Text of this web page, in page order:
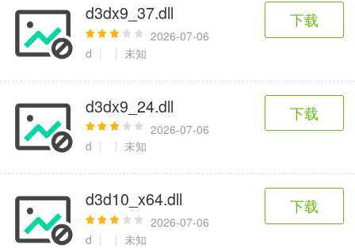
d3dx9_37.dll
2026-07-06
d
未知
下载
d3dx9_24.dll
2026-07-06
d
未知
下载
d3d10_x64.dll
2026-07-06
d
未知
下载